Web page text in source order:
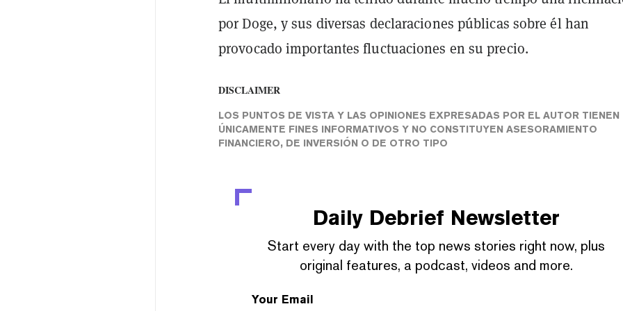
por Doge, y sus diversas declaraciones públicas sobre él han
provocado importantes fluctuaciones en su precio.
DISCLAIMER
LOS PUNTOS DE VISTA Y LAS OPINIONES EXPRESADAS POR EL AUTOR TIENEN
ÚNICAMENTE FINES INFORMATIVOS Y NO CONSTITUYEN ASESORAMIENTO
FINANCIERO, DE INVERSIÓN O DE OTRO TIPO
Daily Debrief Newsletter
Start every day with the top news stories right now, plus
original features, a podcast, videos and more.
Your Email